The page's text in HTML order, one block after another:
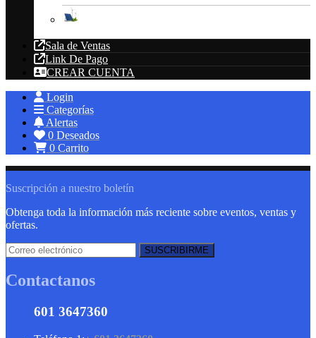
Sala de Ventas
Link De Pago
CREAR CUENTA
Login
Categorías
Alertas
0 Deseados
0 Carrito
Suscripción a nuestro boletín
Obtenga toda la información más reciente sobre eventos, ventas y
ofertas.
Contactanos
601 3647360